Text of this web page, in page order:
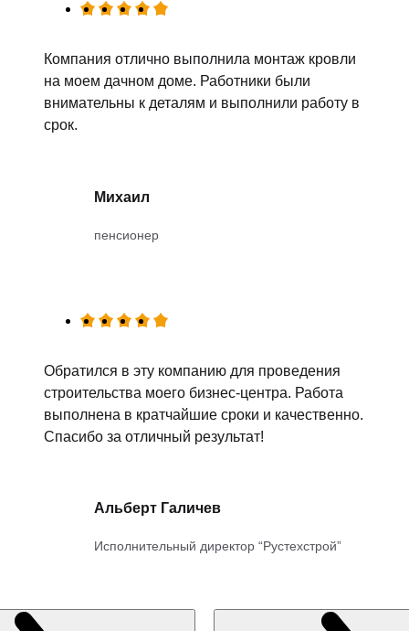
Компания отлично выполнила монтаж кровли
на моем дачном доме. Работники были
внимательны к деталям и выполнили работу в
срок.
Михаил
пенсионер
Обратился в эту компанию для проведения
строительства моего бизнес-центра. Работа
выполнена в кратчайшие сроки и качественно.
Спасибо за отличный результат!
Альберт Галичев
Исполнительный директор “Рустехстрой”